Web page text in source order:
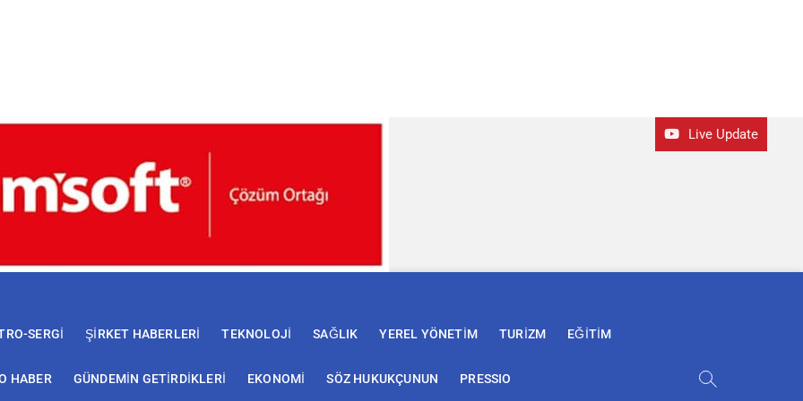
Live Update
SERGİ ŞİRKET HABERLERİ TEKNOLOJİ SAĞLIK YEREL YÖNETİM TURİZM EĞİTİM
HABER GÜNDEMİN GETİRDİKLERİ EKONOMİ SÖZ HUKUKÇUNUN PRESSIO